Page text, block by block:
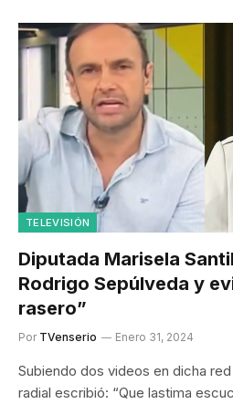
TELEVISIÓN
Diputada Marisela
Rodrigo Sepúlveda y
rasero”
Por TVenserio Enero 31, 2024
Subiendo dos videos en dicha
radial escribió: “Que lastima